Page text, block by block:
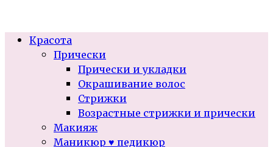
Красота
Прически
Прически и укладки
Окрашивание волос
Стрижки
Возрастные стрижки и прически
Макияж
Маникюр ♥ педикюр